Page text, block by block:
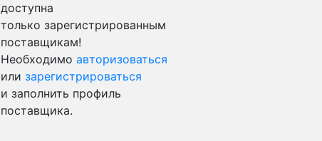
доступна
только зарегистрированным
поставщикам!
Необходимо авторизоваться
или зарегистрироваться
и заполнить профиль
поставщика.